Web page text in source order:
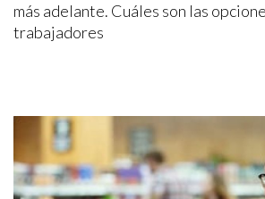
más adelante. Cuáles son las
trabajadores